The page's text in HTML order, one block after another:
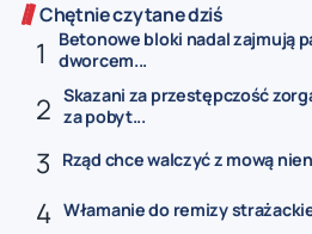
Chętnie czytane dziś
Betonowe bloki nadal zajmują
dworcem...
Skazani za przestępczość
za pobyt...
Rząd chce walczyć z mową
Włamanie do remizy